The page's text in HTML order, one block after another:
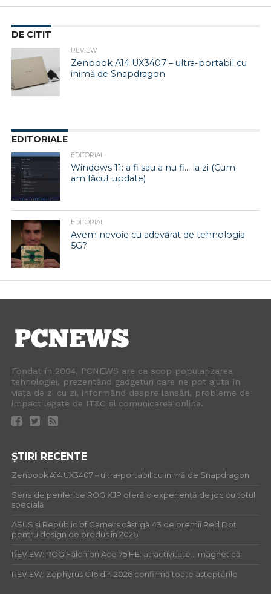
DE CITIT
REVIEW
Zenbook A14 UX3407 – ultra-portabil cu
inimă de Snapdragon
EDITORIALE
EDITORIAL
Windows 11: a fi sau a nu fi… la zi (Cum
am făcut update)
EDITORIAL
Avem nevoie cu adevărat de tehnologia
5G?
Fondat în 2004, PCNEWS are ca scop popularizarea
tehnologiei, prezentând gadgeturi care ne pot ajuta în
viața de zi cu zi, informând despre lansări, probleme de
impact legate de IT&C și comunicarea online.
ȘTIRI RECENTE
Zenbook A14 UX3407 – ultra-portabil cu inimă de Snapdragon
Seria de periferice ROG KJP oferă o experiență de joc cu totul
specială
ASUS și Republic of Gamers câștigă 43 de premii Red Dot
pentru design de produs în 2026
REVIEW: ROG Falchion Ace 75 HE: atractivitate… magnetică
REVIEW: Zephyrus G16 din 2026 confirmă toate așteptările